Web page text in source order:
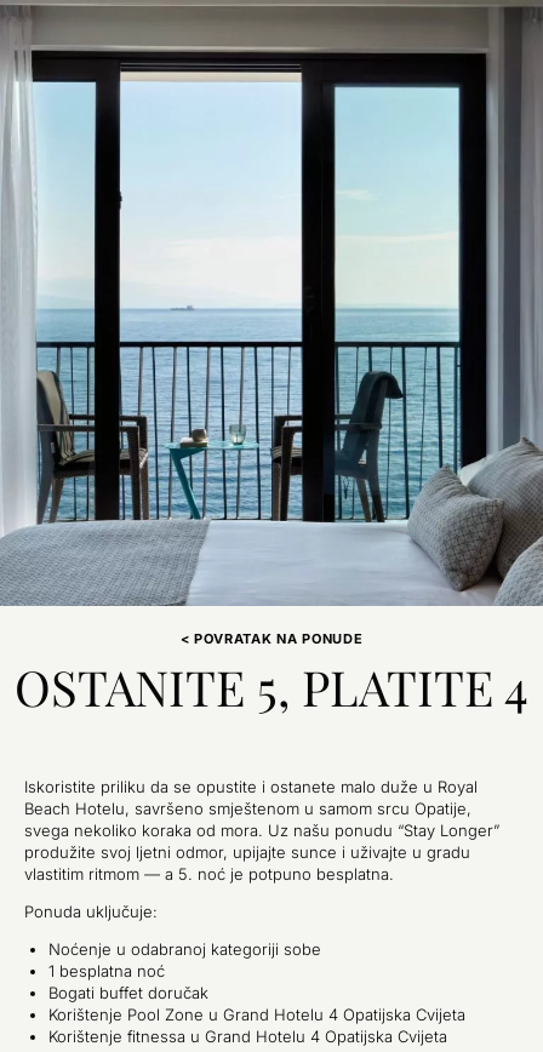
< POVRATAK NA PONUDE
OSTANITE 5, PLATITE 4
Iskoristite priliku da se opustite i ostanete malo duže u Royal
Beach Hotelu, savršeno smještenom u samom srcu Opatije,
svega nekoliko koraka od mora. Uz našu ponudu “Stay Longer”
produžite svoj ljetni odmor, upijajte sunce i uživajte u gradu
vlastitim ritmom — a 5. noć je potpuno besplatna.
Ponuda uključuje:
Noćenje u odabranoj kategoriji sobe
1 besplatna noć
Bogati buffet doručak
Korištenje Pool Zone u Grand Hotelu 4 Opatijska Cvijeta
Korištenje fitnessa u Grand Hotelu 4 Opatijska Cvijeta